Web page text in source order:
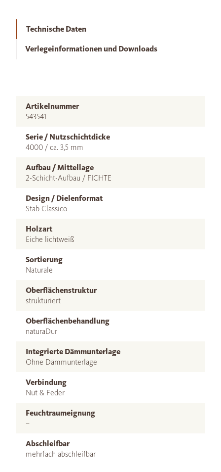
Technische Daten
Verlegeinformationen und Downloads
Artikelnummer
543541
Serie / Nutzschichtdicke
4000 / ca. 3,5 mm
Aufbau / Mittellage
2-Schicht-Aufbau / FICHTE
Design / Dielenformat
Stab Classico
Holzart
Eiche lichtweiß
Sortierung
Naturale
Oberflächenstruktur
strukturiert
Oberflächenbehandlung
naturaDur
Integrierte Dämmunterlage
Ohne Dämmunterlage
Verbindung
Nut & Feder
Feuchtraumeignung
–
Abschleifbar
mehrfach abschleifbar